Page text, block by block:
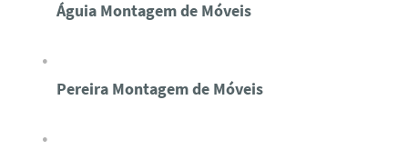
Águia Montagem de Móveis
Pereira Montagem de Móveis